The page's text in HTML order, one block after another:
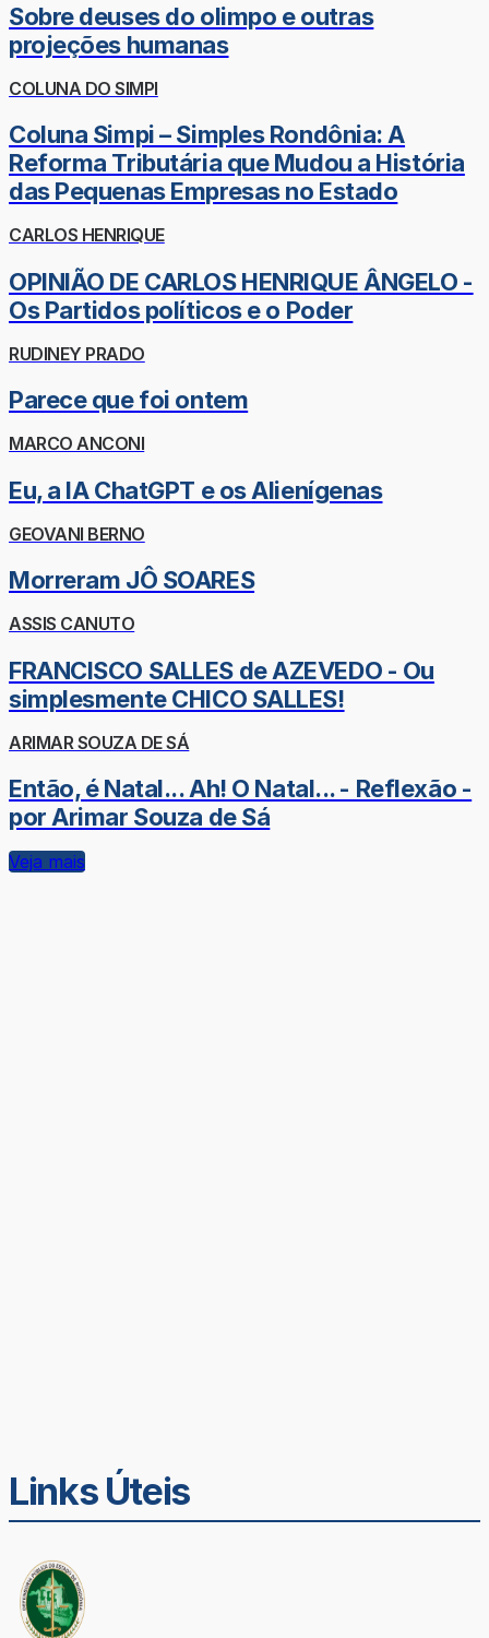
Sobre deuses do olimpo e outras
projeções humanas
COLUNA DO SIMPI
Coluna Simpi – Simples Rondônia: A
Reforma Tributária que Mudou a História
das Pequenas Empresas no Estado
CARLOS HENRIQUE
OPINIÃO DE CARLOS HENRIQUE ÂNGELO -
Os Partidos políticos e o Poder
RUDINEY PRADO
Parece que foi ontem
MARCO ANCONI
Eu, a IA ChatGPT e os Alienígenas
GEOVANI BERNO
Morreram JÔ SOARES
ASSIS CANUTO
FRANCISCO SALLES de AZEVEDO - Ou
simplesmente CHICO SALLES!
ARIMAR SOUZA DE SÁ
Então, é Natal... Ah! O Natal... - Reflexão -
por Arimar Souza de Sá
Veja mais
Links Úteis